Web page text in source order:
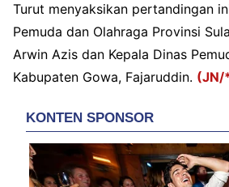
Turut menyaksikan pertandingan
Pemuda dan Olahraga Provinsi
Arwin Azis dan Kepala Dinas
Kabupaten Gowa, Fajaruddin. (JN/